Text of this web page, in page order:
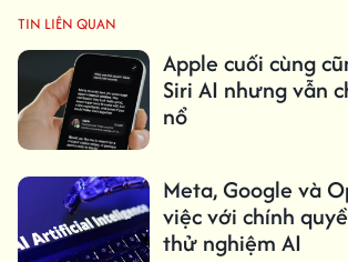
TIN LIÊN QUAN
Apple cuối cùng
Siri AI nhưng vẫn
nổ
Meta, Google và
việc với chính
thử nghiệm AI